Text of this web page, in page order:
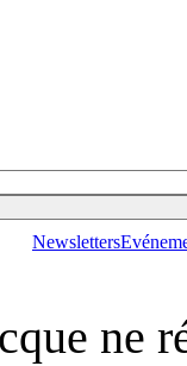
Newsletters
ne